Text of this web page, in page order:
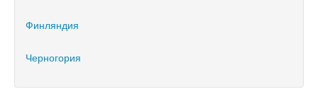
Финляндия
Черногория